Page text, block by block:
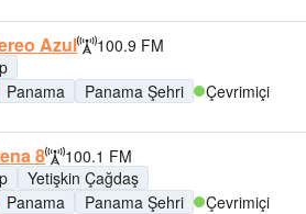
Azul
100.9 FM
Panama
Panama Şehri Çevrimiçi
8
100.1 FM
Yetişkin Çağdaş
Panama
Panama Şehri Çevrimiçi